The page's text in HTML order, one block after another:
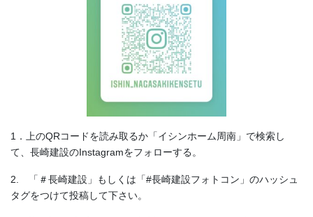
1．上のQRコードを読み取るか「イシンホーム周南」で検索し
て、長崎建設のInstagramをフォローする。
2. 「＃長崎建設」もしくは「#長崎建設フォトコン」のハッシュ
タグをつけて投稿して下さい。